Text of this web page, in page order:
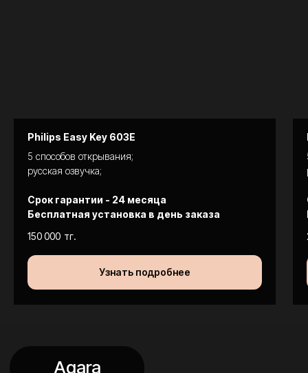
Philips Easy Key 603E
5 способов открывания;
русская озвучка;
Срок гарантии - 24 месяца
Бесплатная установка в день заказа
150 000 тг.
Узнать подробнее